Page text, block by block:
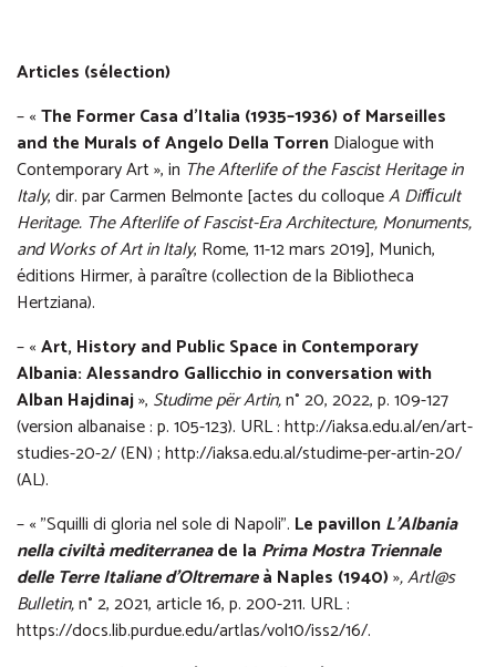
Articles (sélection)
– «The Former Casa d’Italia (1935–1936) of Marseilles
and the Murals of Angelo Della TorrenDialogue with
Contemporary Art », in The Afterlife of the Fascist Heritage in
Italy, dir. par Carmen Belmonte [actes du colloqueA Difﬁcult
Heritage. The Afterlife of Fascist-Era Architecture, Monuments,
and Works of Art in Italy, Rome, 11-12 mars 2019], Munich,
éditions Hirmer, à paraître (collection de la Bibliotheca
Hertziana).
– «Art, History and Public Space in Contemporary
Albania: Alessandro Gallicchio in conversation with
Alban Hajdinaj», Studime për Artin,n° 20, 2022, p. 109-127
(version albanaise : p. 105-123). URL :http://iaksa.edu.al/en/art-
studies-20-2/(EN) ;http://iaksa.edu.al/studime-per-artin-20/
(AL).
– « "Squilli di gloria nel sole di Napoli". Le pavillonL’Albania
nella civiltà mediterraneade la Prima Mostra Triennale
delle Terre Italiane d’Oltremareà Naples (1940)», Artl@s
Bulletin,n° 2, 2021, article 16, p. 200-211. URL :
https://docs.lib.purdue.edu/artlas/vol10/iss2/16/.